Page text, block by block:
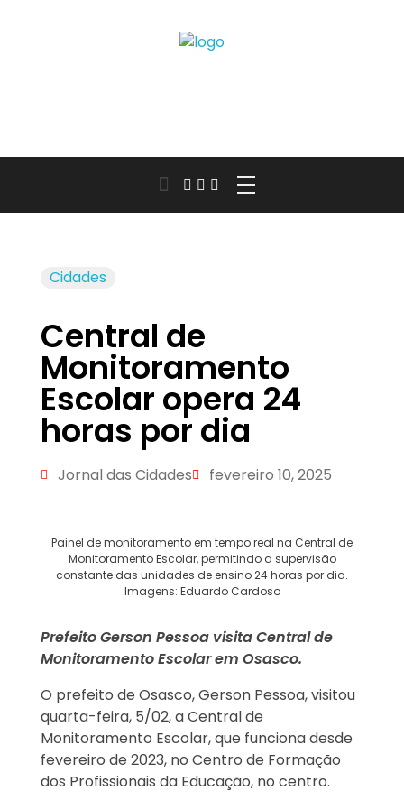
Cidades
Central de
Monitoramento
Escolar opera 24
horas por dia
Jornal das Cidades fevereiro 10, 2025
Painel de monitoramento em tempo real na Central de
Monitoramento Escolar, permitindo a supervisão
constante das unidades de ensino 24 horas por dia.
Imagens: Eduardo Cardoso
Prefeito Gerson Pessoa visita Central de
Monitoramento Escolar em Osasco.
O prefeito de Osasco, Gerson Pessoa, visitou
quarta-feira, 5/02, a Central de
Monitoramento Escolar, que funciona desde
fevereiro de 2023, no Centro de Formação
dos Profissionais da Educação, no centro.